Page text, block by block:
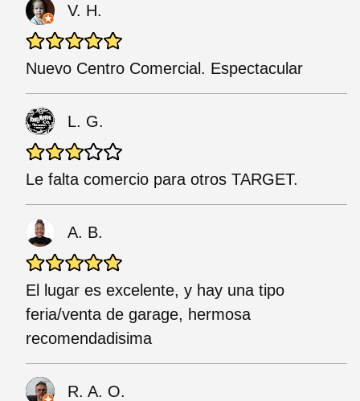
V. H.
Nuevo Centro Comercial. Espectacular
L. G.
Le falta comercio para otros TARGET.
A. B.
El lugar es excelente, y hay una tipo
feria/venta de garage, hermosa
recomendadisima
R. A. O.